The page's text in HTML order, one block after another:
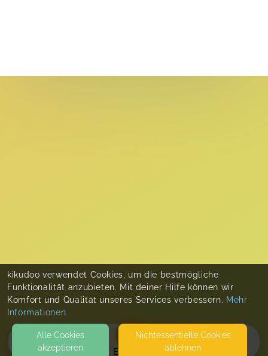
EVENTS
kikudoo verwendet Cookies, um die bestmögliche
Funktionalität anzubieten. Mit deiner Hilfe können wir
Komfort und Qualität unseres Services verbessern. Mehr
Informationen
Alle Cookies
akzeptieren
Nicht­essentielle Cookies
ablehnen